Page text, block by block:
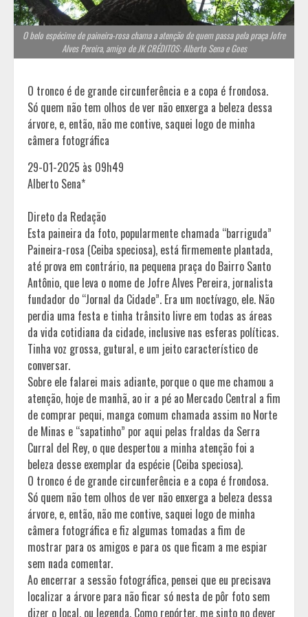
O belo espécime de paineira-rosa chama a atenção de quem passa pela praça Jofre
Alves Pereira, amigo de JK CRÉDITOS: Alberto Sena e Goes
O tronco é de grande circunferência e a copa é frondosa.
Só quem não tem olhos de ver não enxerga a beleza dessa
árvore, e, então, não me contive, saquei logo de minha
câmera fotográfica
29-01-2025 às 09h49
Alberto Sena*
Direto da Redação
Esta paineira da foto, popularmente chamada “barriguda”
Paineira-rosa (Ceiba speciosa), está firmemente plantada,
até prova em contrário, na pequena praça do Bairro Santo
Antônio, que leva o nome de Jofre Alves Pereira, jornalista
fundador do “Jornal da Cidade”. Era um noctívago, ele. Não
perdia uma festa e tinha trânsito livre em todas as áreas
da vida cotidiana da cidade, inclusive nas esferas políticas.
Tinha voz grossa, gutural, e um jeito característico de
conversar.
Sobre ele falarei mais adiante, porque o que me chamou a
atenção, hoje de manhã, ao ir a pé ao Mercado Central a fim
de comprar pequi, manga comum chamada assim no Norte
de Minas e “sapatinho” por aqui pelas fraldas da Serra
Curral del Rey, o que despertou a minha atenção foi a
beleza desse exemplar da espécie (Ceiba speciosa).
O tronco é de grande circunferência e a copa é frondosa.
Só quem não tem olhos de ver não enxerga a beleza dessa
árvore, e, então, não me contive, saquei logo de minha
câmera fotográfica e fiz algumas tomadas a fim de
mostrar para os amigos e para os que ficam a me espiar
sem nada comentar.
Ao encerrar a sessão fotográfica, pensei que eu precisava
localizar a árvore para não ficar só nesta de pôr foto sem
dizer o local, ou legenda. Como repórter, me sinto no dever